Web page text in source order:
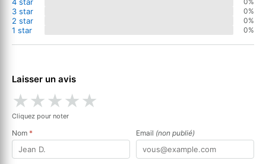
3 star 0%
2 star 0%
1 star 0%
Laisser un avis
★★★★★
Cliquez pour noter
Nom * Email (non publié)